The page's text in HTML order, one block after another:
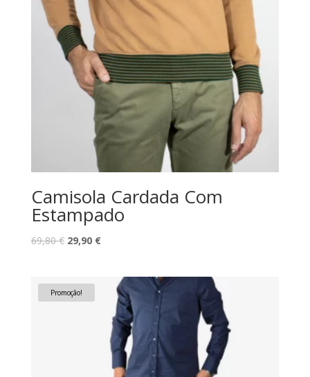
Camisola Cardada Com
Estampado
69,80€ O
era:
69,80 €.
29,90 €O
29,90 €.
Promoção!